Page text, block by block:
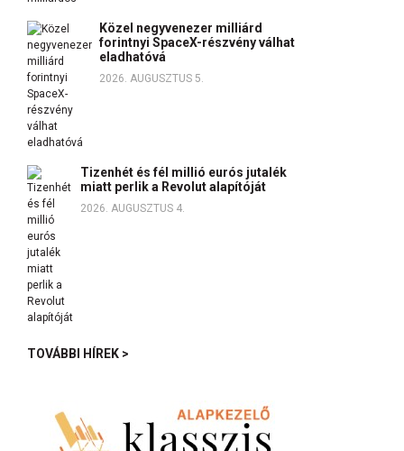
Közel negyvenezer milliárd
forintnyi SpaceX-részvény válhat
eladhatóvá
2026. AUGUSZTUS 5.
Tizenhét és fél millió eurós jutalék
miatt perlik a Revolut alapítóját
2026. AUGUSZTUS 4.
TOVÁBBI HÍREK >